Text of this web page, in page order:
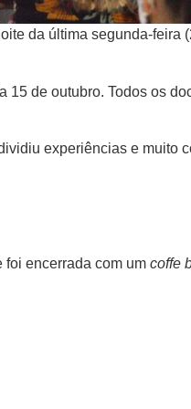
da última segunda-
de outubro. Todos os
experiências e muito
foi encerrada com um coffe